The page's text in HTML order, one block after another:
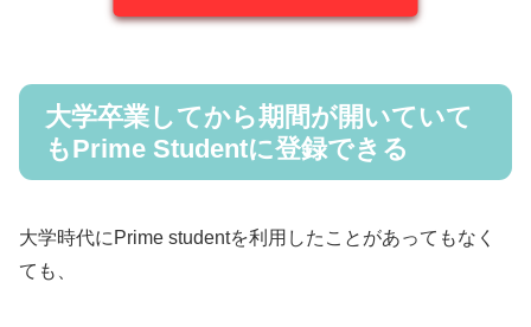
大学卒業してから期間が開いていて
もPrime Studentに登録できる
大学時代にPrime studentを利用したことがあってもなく
ても、